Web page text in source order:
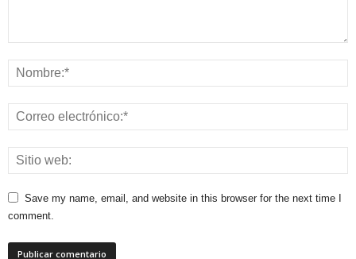
Save my name, email, and website in this browser for the next time I
comment.